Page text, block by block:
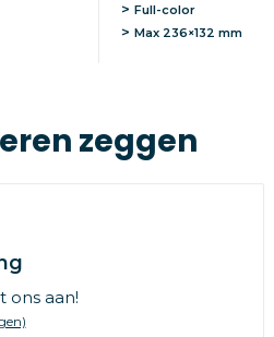
Full-color
Max 236×132 mm
zeggen
aan!